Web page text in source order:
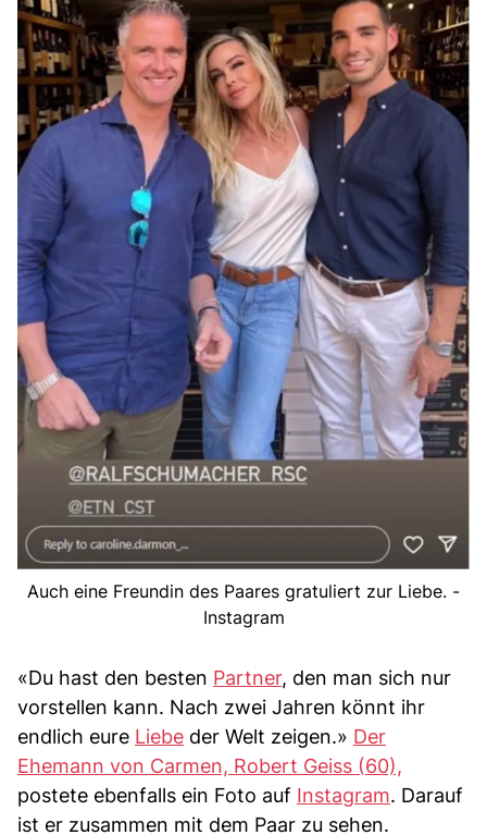
Auch eine Freundin des Paares gratuliert zur Liebe. -
Instagram
«Du hast den besten Partner, den man sich nur
vorstellen kann. Nach zwei Jahren könnt ihr
endlich eure Liebe der Welt zeigen.» Der
Ehemann von Carmen, Robert Geiss (60),
postete ebenfalls ein Foto auf Instagram. Darauf
ist er zusammen mit dem Paar zu sehen.